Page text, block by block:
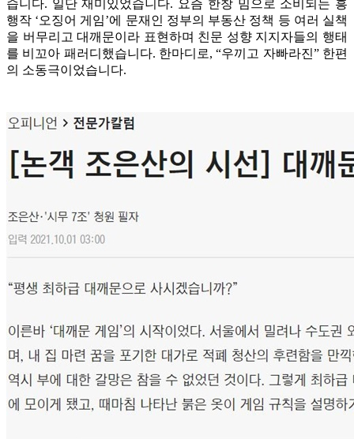
습니다. 일단 재미있었습니다. 요즘 한창 밈으로 소비되는 흥
행작 ‘오징어 게임’에 문재인 정부의 부동산 정책 등 여러 실책
을 버무리고 대깨문이라 표현하며 친문 성향 지지자들의 행태
를 비꼬아 패러디했습니다. 한마디로, “우끼고 자빠라진” 한편
의 소동극이었습니다.